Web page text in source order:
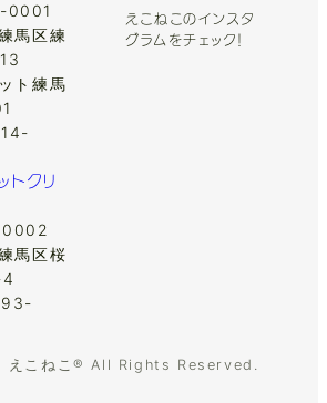
0001
馬区練
ト練馬
トクリ
0002
馬区桜
えこねこのインスタ
グラムをチェック！
こねこ® All Rights Reserved.